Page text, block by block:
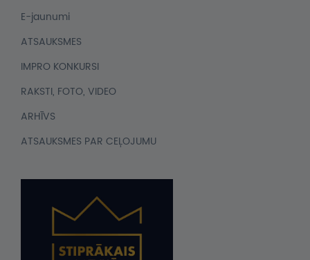
E-jaunumi
ATSAUKSMES
IMPRO KONKURSI
RAKSTI, FOTO, VIDEO
ARHĪVS
ATSAUKSMES PAR CEĻOJUMU